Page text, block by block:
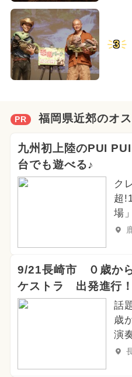
3
PR 福岡県近郊のオ
九州初上陸のPUI
台でも遊べる♪
ク
超
場
9/21長崎市 ０歳か
ケストラ 出発進行！
話
歳
演